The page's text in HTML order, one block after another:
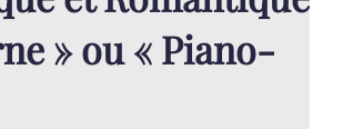
» ou « Piano-